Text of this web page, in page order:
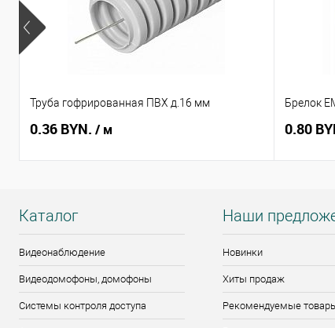
Труба гофрированная ПВХ д.16 мм
0.36 BYN. / м
Брелок
0.80
Каталог
Видеонаблюдение
Видеодомофоны, домофоны
Системы контроля доступа
Наши
Новинки
Хиты продаж
Рекомендуемые